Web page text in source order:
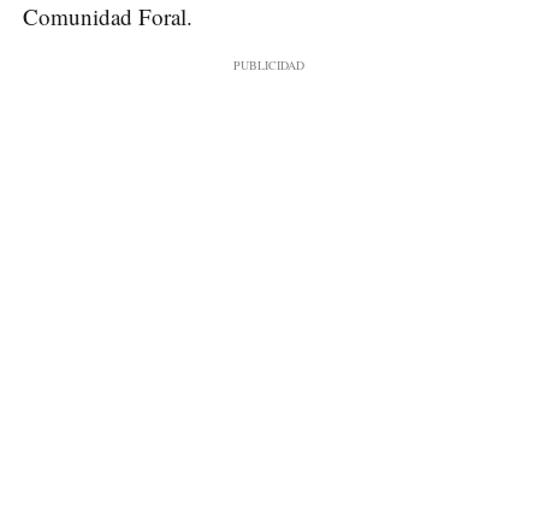
Comunidad Foral.